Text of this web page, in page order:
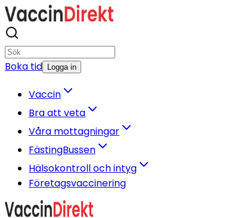
Boka tid Logga in
Vaccin
Bra att veta
Våra mottagningar
FästingBussen
Hälsokontroll och intyg
Företagsvaccinering